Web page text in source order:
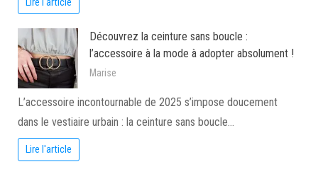
Lire l'article
Découvrez la ceinture sans boucle :
l’accessoire à la mode à adopter absolument !
Marise
L’accessoire incontournable de 2025 s’impose doucement
dans le vestiaire urbain : la ceinture sans boucle…
Lire l'article